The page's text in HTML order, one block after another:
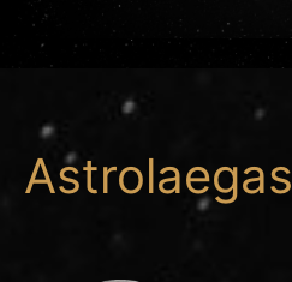
Astrolaegas